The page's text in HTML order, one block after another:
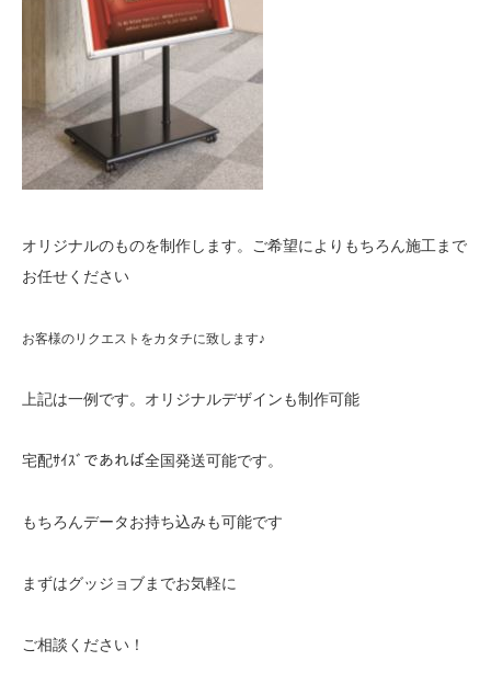
オリジナルのものを制作します。ご希望によりもちろん施工まで
お任せください
お客様のリクエストをカタチに致します♪
上記は一例です。オリジナルデザインも制作可能
宅配ｻｲｽﾞであれば全国発送可能です。
もちろんデータお持ち込みも可能です
まずはグッジョブまでお気軽に
ご相談ください！